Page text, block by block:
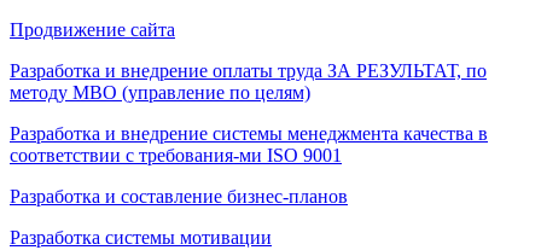
Продвижение сайта
Разработка и внедрение оплаты труда ЗА РЕЗУЛЬТАТ, по
методу МВО (управление по целям)
Разработка и внедрение системы менеджмента качества в
соответствии с требования-ми ISO 9001
Разработка и составление бизнес-планов
Разработка системы мотивации